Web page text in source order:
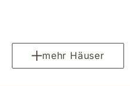
mehr Häuser